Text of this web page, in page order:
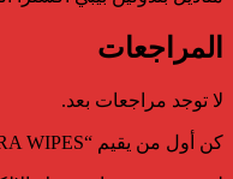
المراجعات
لا توجد مراجعات بعد.
كن أول من يقيم “PENDULINE BABY EXTRA WIPES مناديل مبلله 70 منديل”